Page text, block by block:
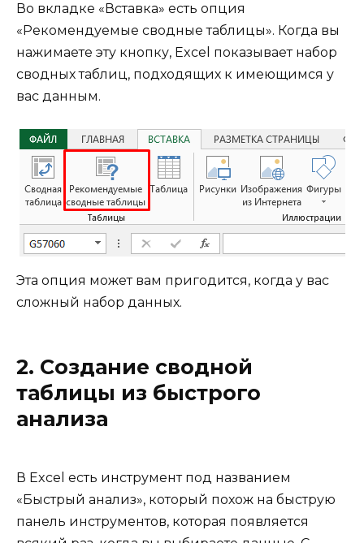
Во вкладке «Вставка» есть опция
«Рекомендуемые сводные таблицы». Когда вы
нажимаете эту кнопку, Excel показывает набор
сводных таблиц, подходящих к имеющимся у
вас данным.
Эта опция может вам пригодится, когда у вас
сложный набор данных.
2. Создание сводной
таблицы из быстрого
анализа
В Excel есть инструмент под названием
«Быстрый анализ», который похож на быструю
панель инструментов, которая появляется